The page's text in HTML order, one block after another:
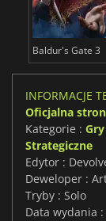
Baldur's Gate 3
INFORMACJE
Oficjalna
Kategorie :
Strategiczne
Edytor :
Deweloper :
Tryby : Solo
Data wydania